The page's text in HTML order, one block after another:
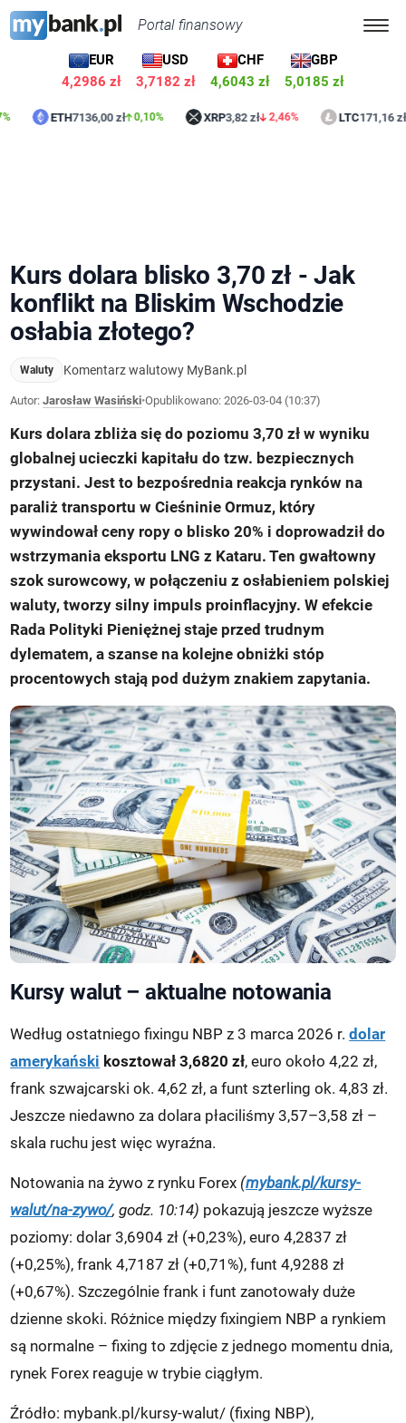
Portal finansowy
EUR
4,2986 zł
USD
3,7182 zł
CHF
4,6043 zł
GBP
5,0185 zł
ETH 7136,00 zł 0,10% XRP 3,82 zł 2,46% LTC 171,16 zł 0,61%
Kurs dolara blisko 3,70 zł - Jak
konflikt na Bliskim Wschodzie
osłabia złotego?
Waluty Komentarz walutowy MyBank.pl
Autor:Jarosław Wasiński•Opublikowano:2026-03-04 (10:37)
Kurs dolara zbliża się do poziomu 3,70 zł w wyniku
globalnej ucieczki kapitału do tzw. bezpiecznych
przystani. Jest to bezpośrednia reakcja rynków na
paraliż transportu w Cieśninie Ormuz, który
wywindował ceny ropy o blisko 20% i doprowadził do
wstrzymania eksportu LNG z Kataru. Ten gwałtowny
szok surowcowy, w połączeniu z osłabieniem polskiej
waluty, tworzy silny impuls proinflacyjny. W efekcie
Rada Polityki Pieniężnej staje przed trudnym
dylematem, a szanse na kolejne obniżki stóp
procentowych stają pod dużym znakiem zapytania.
Kursy walut – aktualne notowania
Według ostatniego fixingu NBP z 3 marca 2026 r.dolar
amerykański kosztował 3,6820 zł, euro około 4,22 zł,
frank szwajcarski ok. 4,62 zł, a funt szterling ok. 4,83 zł.
Jeszcze niedawno za dolara płaciliśmy 3,57–3,58 zł –
skala ruchu jest więc wyraźna.
Notowania na żywo z rynku Forex (mybank.pl/kursy-
walut/na-zywo/, godz. 10:14) pokazują jeszcze wyższe
poziomy: dolar 3,6904 zł (+0,23%), euro 4,2837 zł
(+0,25%), frank 4,7187 zł (+0,71%), funt 4,9288 zł
(+0,67%). Szczególnie frank i funt zanotowały duże
dzienne skoki. Różnice między fixingiem NBP a rynkiem
są normalne – fixing to zdjęcie z jednego momentu dnia,
rynek Forex reaguje w trybie ciągłym.
Źródło: mybank.pl/kursy-walut/ (fixing NBP),